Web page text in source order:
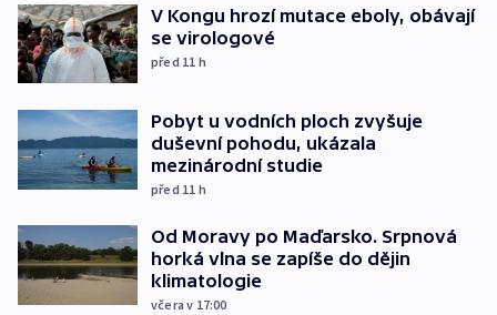
V Kongu hrozí mutace eboly, obávají
se virologové
před 11 h
Pobyt u vodních ploch zvyšuje
duševní pohodu, ukázala
mezinárodní studie
před 11 h
Od Moravy po Maďarsko. Srpnová
horká vlna se zapíše do dějin
klimatologie
včera v 17:00